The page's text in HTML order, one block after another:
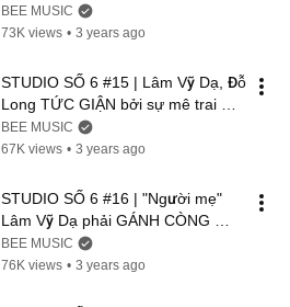
nhưng bất lực trước sự NGÂY
NGÔ của Quang Trung
BEE MUSIC
73K views • 3 years ago
STUDIO SỐ 6 #15 | Lâm Vỹ Dạ, Đỗ
Long TỨC GIẬN bởi sự mê trai
đẹp mà PHẢN BỘI đồng đội của
Lynk Lee
BEE MUSIC
67K views • 3 years ago
STUDIO SỐ 6 #16 | "Người mẹ"
Lâm Vỹ Dạ phải GÁNH CÒNG
LƯNG hai đứa con trai cưng Hải
Nam và Bê Trần
BEE MUSIC
76K views • 3 years ago